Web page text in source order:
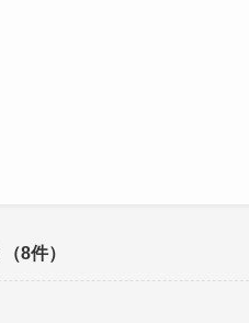
（8件）